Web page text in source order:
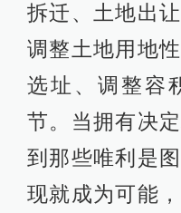
拆迁、土地出
调整土地用地
选址、调整容
节。当拥有决
到那些唯利是
现就成为可能